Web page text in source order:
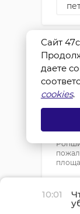
В
В
10:01
Сайт
даете
cookies.